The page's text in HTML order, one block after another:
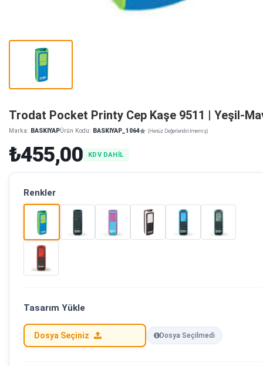
Trodat Pocket Printy Cep Kaşe 9511 | Yeşil-
Marka: BASKIYAPÜrün Kodu: BASKIYAP_1064 (Henüz Değerlendirilmemiş)
₺455,00 KDV DAHİL
Renkler
Tasarım Yükle
Dosya Seçiniz Dosya Seçilmedi